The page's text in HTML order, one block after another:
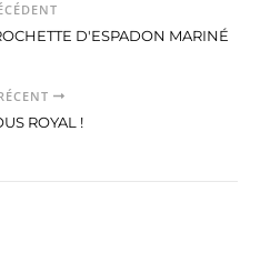
D'ESPADON MARINÉ
ROYAL !